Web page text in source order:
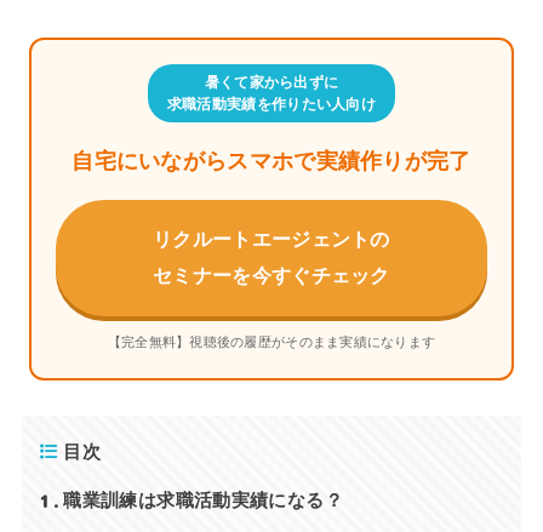
暑くて家から出ずに
求職活動実績を作りたい人向け
自宅にいながらスマホで実績作りが完了
リクルートエージェントの
セミナーを今すぐチェック
【完全無料】視聴後の履歴がそのまま実績になります
目次
1 職業訓練は求職活動実績になる？